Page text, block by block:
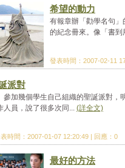
希望的動力
有報章辦「勸學名句
的紀念冊來。像「書
發表時間：2007-02-11
派對
幾個學生自己組織的聖誕派對，明
人員，說了很多次同... (詳全文)
時間：2007-01-07 12:20:49 | 回應：0
最好的方法